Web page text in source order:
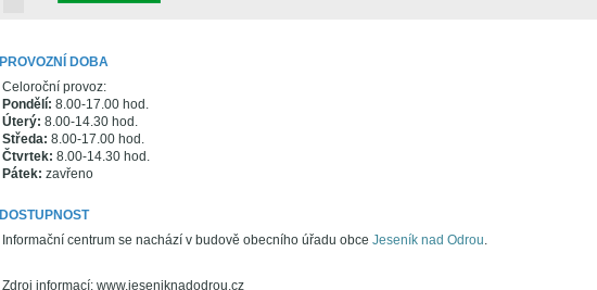
PROVOZNÍ DOBA
Celoroční provoz:
Pondělí: 8.00-17.00 hod.
Úterý: 8.00-14.30 hod.
Středa: 8.00-17.00 hod.
Čtvrtek: 8.00-14.30 hod.
Pátek: zavřeno
DOSTUPNOST
Informační centrum se nachází v budově obecního úřadu obce Jeseník nad Odrou.
Zdroj informací: www.jeseniknadodrou.cz